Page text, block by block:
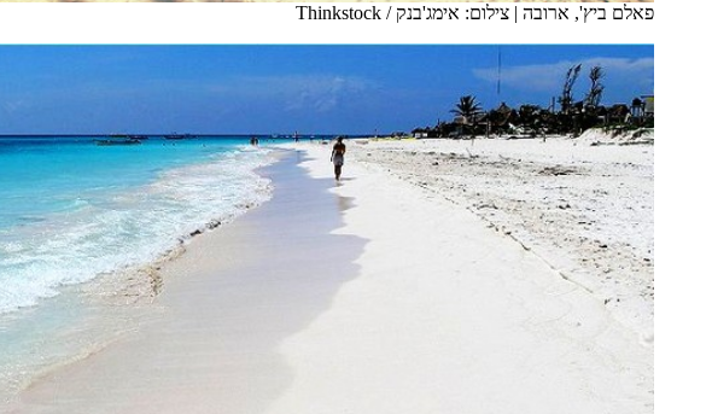
פאלם ביץ', ארובה | צילום: אימג'בנק / Thinkstock